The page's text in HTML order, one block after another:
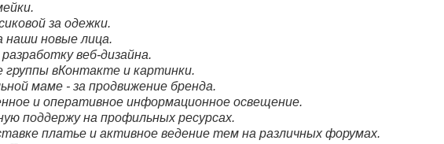
за одежки.
наши новые лица.
веб-дизайна.
группы вКонтакте и картинки.
маме - за продвижение бренда.
и оперативное информационное освещение.
поддержу на профильных ресурсах.
платье и активное ведение тем на различных форумах.